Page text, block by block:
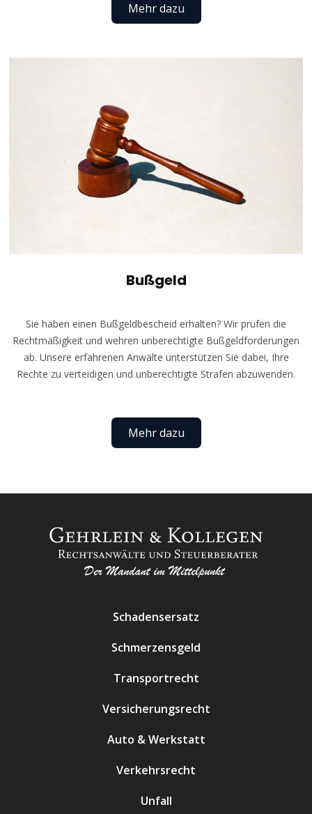
Mehr dazu
Bußgeld
Sie haben einen Bußgeldbescheid erhalten? Wir prüfen die
Rechtmäßigkeit und wehren unberechtigte Bußgeldforderungen
ab. Unsere erfahrenen Anwälte unterstützen Sie dabei, Ihre
Rechte zu verteidigen und unberechtigte Strafen abzuwenden.
Mehr dazu
Schadensersatz
Schmerzensgeld
Transportrecht
Versicherungsrecht
Auto & Werkstatt
Verkehrsrecht
Unfall